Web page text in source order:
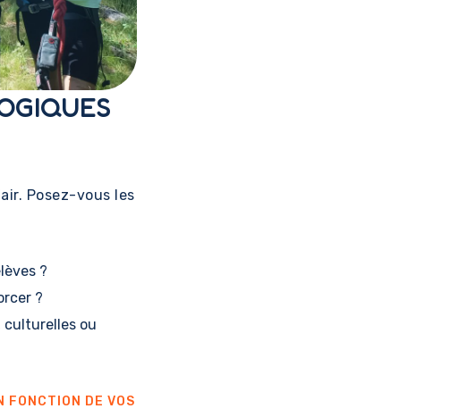
Posez-vous les
?
?
culturelles ou
FONCTION DE VOS